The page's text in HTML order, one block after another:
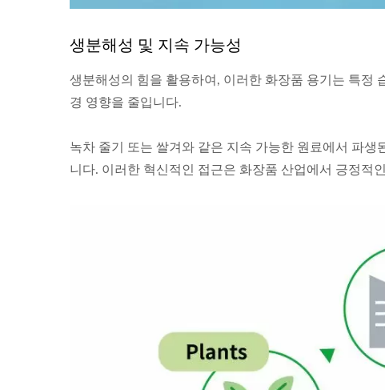
생분해성 및 지속 가능성
생분해성의 힘을 활용하여, 이러한 화장품 용기는 특정
경 영향을 줄입니다.
녹차 줄기 또는 쌀겨와 같은 지속 가능한 원료에서 파
니다. 이러한 혁신적인 접근은 화장품 산업에서 긍정적